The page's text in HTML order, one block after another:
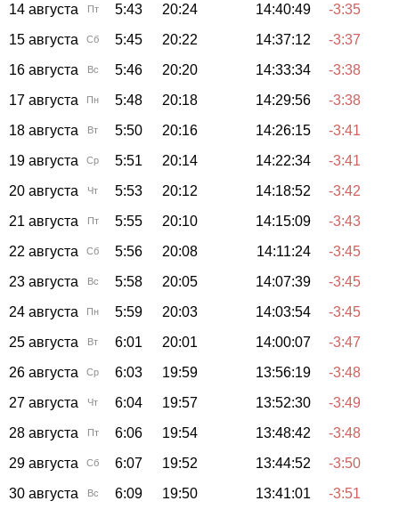
14 августа
Пт 5:43 20:24 14:40:49
-3:35
15 августа
Сб 5:45 20:22 14:37:12
-3:37
16 августа
Вс 5:46 20:20 14:33:34
-3:38
17 августа
Пн 5:48 20:18 14:29:56
-3:38
18 августа
Вт 5:50 20:16 14:26:15
-3:41
19 августа
Ср 5:51 20:14 14:22:34
-3:41
20 августа
Чт 5:53 20:12 14:18:52
-3:42
21 августа
Пт 5:55 20:10 14:15:09
-3:43
22 августа
Сб 5:56 20:08 14:11:24
-3:45
23 августа
Вс 5:58 20:05 14:07:39
-3:45
24 августа
Пн 5:59 20:03 14:03:54
-3:45
25 августа
Вт 6:01 20:01 14:00:07
-3:47
26 августа
Ср 6:03 19:59 13:56:19
-3:48
27 августа
Чт 6:04 19:57 13:52:30
-3:49
28 августа
Пт 6:06 19:54 13:48:42
-3:48
29 августа
Сб 6:07 19:52 13:44:52
-3:50
30 августа
Вс 6:09 19:50 13:41:01 -3:51